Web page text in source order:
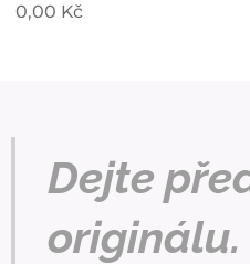
0,00 Kč
Dejte
originálu.